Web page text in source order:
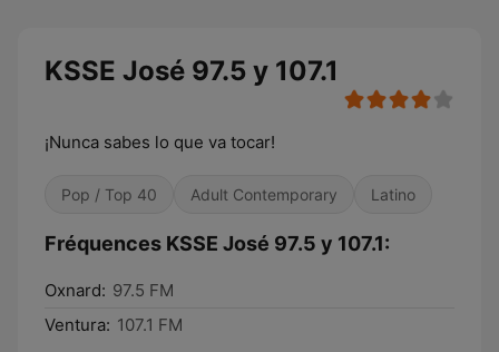
KSSE José 97.5 y 107.1
¡Nunca sabes lo que va tocar!
Pop / Top 40 Adult Contemporary Latino
Fréquences KSSE José 97.5 y 107.1:
Oxnard: 97.5 FM
Ventura: 107.1 FM